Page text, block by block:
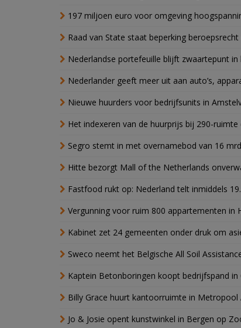
197 miljoen euro voor omgeving
Raad van State staat beperking
Nederlandse portefeuille blijft zwaartepunt
Nederlander geeft meer uit aan auto’s,
Nieuwe huurders voor bedrijfsunits in
Het indexeren van de huurprijs bij 290-
Segro stemt in met overnamebod van 16
Hitte bezorgt Mall of the Netherlands
Fastfood rukt op: Nederland telt inmiddels
Vergunning voor ruim 800 appartementen in
Kabinet zet 24 gemeenten onder druk om
Sweco neemt het Belgische All Soil
Kaptein Betonboringen koopt bedrijfspand in
Billy Grace huurt kantoorruimte in Metropool
Jo & Josie opent kunstwinkel in Bergen op